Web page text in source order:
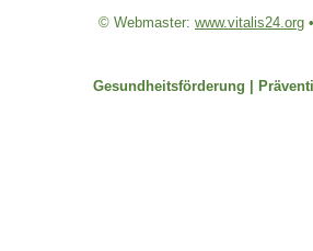
© Webmaster: www.vitalis24.org
Gesundheitsförderung |